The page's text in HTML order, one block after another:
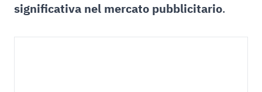
significativa nel mercato pubblicitario.